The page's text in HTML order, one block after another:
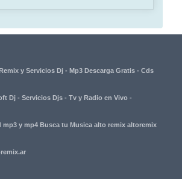
y Servicios Dj - Mp3 Descarga Gratis - Cds
Dj - Servicios Djs - Tv y Radio en Vivo -
mp3 y mp4 Busca tu Musica alto remix altoremix